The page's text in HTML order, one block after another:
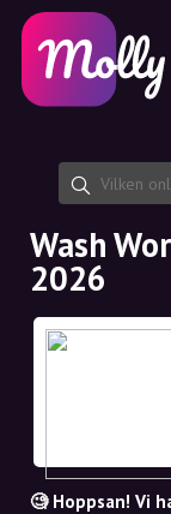
Hudvård
Hårvård
Dela rabattkod
Funktioner
Jobb
Om oss
Samarbete
Plattform
Molly till iPhone
Molly till
SE
EN
SE
NO
DE
Wash
2026
🧐 Hoppsan! Vi